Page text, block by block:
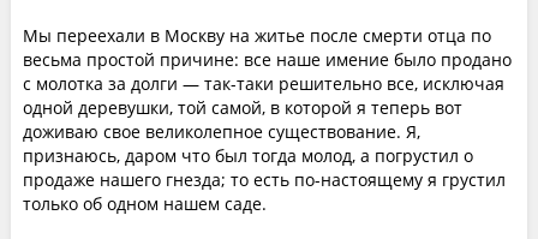
Мы переехали в Москву на житье после смерти отца по
весьма простой причине: все наше имение было продано
с молотка за долги — так-таки решительно все, исключая
одной деревушки, той самой, в которой я теперь вот
доживаю свое великолепное существование. Я,
признаюсь, даром что был тогда молод, а погрустил о
продаже нашего гнезда; то есть по-настоящему я грустил
только об одном нашем саде.